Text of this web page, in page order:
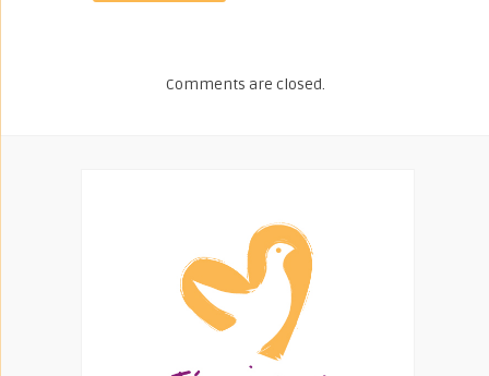
Comments are closed.